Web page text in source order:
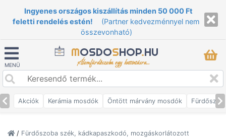
Ingyenes országos kiszállítás minden 50 000 Ft
feletti rendelés estén!
(Partner kedvezménnyel nem
összevonható)
MENÜ
MOSDOSHOP.HU
Álomfürdőszoba egy kattintásra...
Akciók Kerámia mosdók Öntött márvány mosdók
/ Fürdőszoba szék, kádkapaszkodó, mozgáskorlátozott